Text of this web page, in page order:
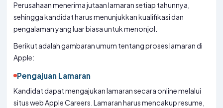
Perusahaan menerima jutaan lamaran setiap tahunnya,
sehingga kandidat harus menunjukkan kualifikasi dan
pengalaman yang luar biasa untuk menonjol.
Berikut adalah gambaran umum tentang proses lamaran di
Apple:
Pengajuan Lamaran
Kandidat dapat mengajukan lamaran secara online melalui
situs web Apple Careers. Lamaran harus mencakup resume,